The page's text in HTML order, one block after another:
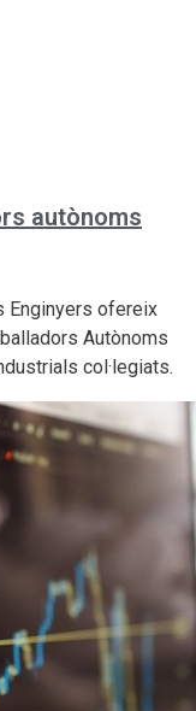
autònoms
Enginyers ofereix
Autònoms
col·legiats.